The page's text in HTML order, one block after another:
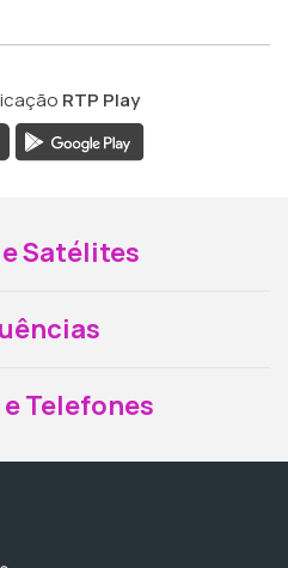
RTP Play
Satélites
Telefones